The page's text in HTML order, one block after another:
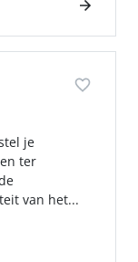
je
ter
van het...